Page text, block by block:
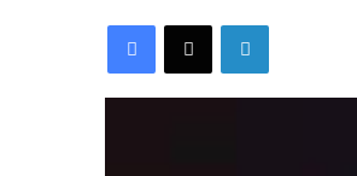
FacebookX Linkedin